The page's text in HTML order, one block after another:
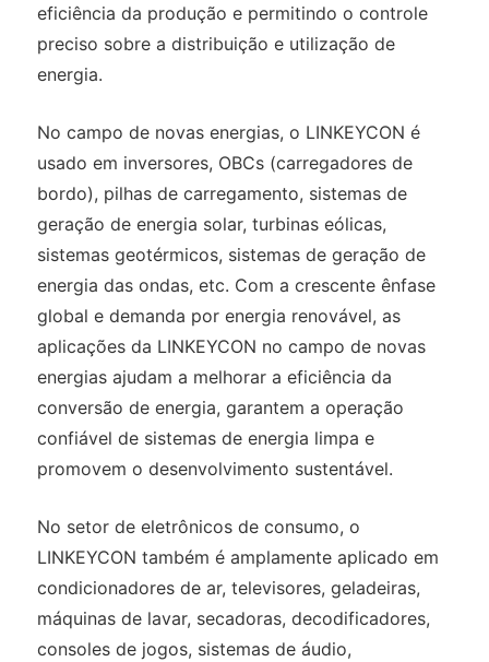
eficiência da produção e permitindo o controle
preciso sobre a distribuição e utilização de
energia.
No campo de novas energias, o LINKEYCON é
usado em inversores, OBCs (carregadores de
bordo), pilhas de carregamento, sistemas de
geração de energia solar, turbinas eólicas,
sistemas geotérmicos, sistemas de geração de
energia das ondas, etc. Com a crescente ênfase
global e demanda por energia renovável, as
aplicações da LINKEYCON no campo de novas
energias ajudam a melhorar a eficiência da
conversão de energia, garantem a operação
confiável de sistemas de energia limpa e
promovem o desenvolvimento sustentável.
No setor de eletrônicos de consumo, o
LINKEYCON também é amplamente aplicado em
condicionadores de ar, televisores, geladeiras,
máquinas de lavar, secadoras, decodificadores,
consoles de jogos, sistemas de áudio,